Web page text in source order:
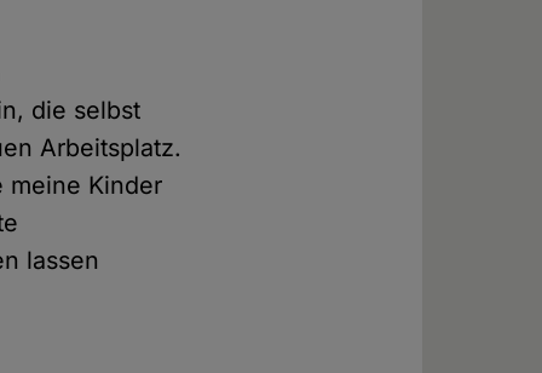
die selbst
Arbeitsplatz.
meine Kinder
lassen